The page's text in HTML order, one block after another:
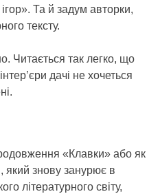
Та й задум авторки,
тексту.
Читається так легко, що
дачі не хочеться
«Клавки» або як
який знову занурює в
літературного світу,